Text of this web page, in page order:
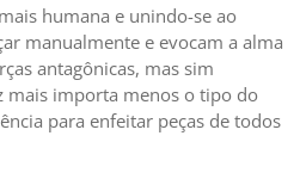
humana e unindo-se ao
manualmente e evocam a alma
antagônicas, mas sim
mais importa menos o tipo do
para enfeitar peças de todos